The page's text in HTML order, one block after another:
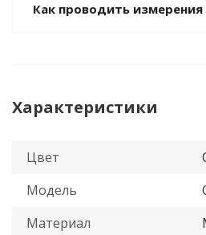
Как проводить измерения
Характеристики
Цвет
Модель
Материал